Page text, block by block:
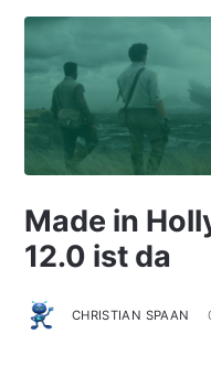
Made in
12.0 ist da
CHRISTIAN SPAAN